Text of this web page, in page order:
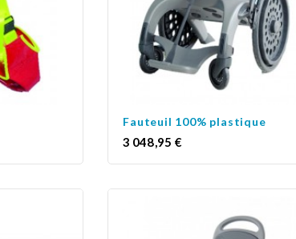
Fauteuil 100% plastique
Prix
3 048,95 €